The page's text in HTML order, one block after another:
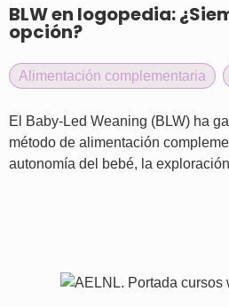
BLW en logopedia:
opción?
Alimentación complementaria
El Baby-Led Weaning (BLW) ha
método de alimentación
autonomía del bebé, la